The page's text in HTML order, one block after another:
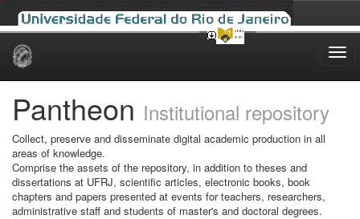
Skip
Pantheon Institutional repository
Collect, preserve and disseminate digital academic production in all
areas of knowledge.
Comprise the assets of the repository, in addition to theses and
dissertations at UFRJ, scientific articles, electronic books, book
chapters and papers presented at events for teachers, researchers,
administrative staff and students of master's and doctoral degrees.